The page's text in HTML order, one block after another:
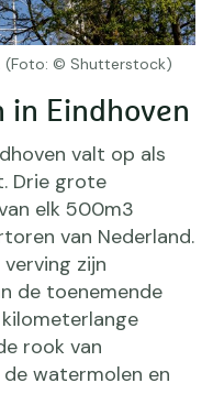
in Eindhoven
valt op als
Drie grote
elk 500m3
van Nederland.
zijn
de toenemende
rook van
de watermolen en
(Foto: © Shutterstock)